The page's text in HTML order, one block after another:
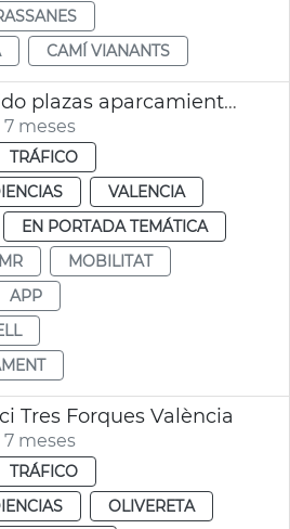
CAMÍ VIANANTS
App uso indebido plazas aparcamiento PMR
meses
TRÁFICO
VALENCIA
EN PORTADA TEMÁTICA
MOBILITAT
APP
Tres Forques València
meses
TRÁFICO
OLIVERETA